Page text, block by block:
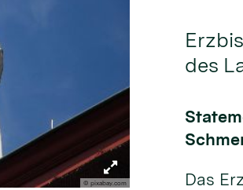
© pixabay.com
des
Das